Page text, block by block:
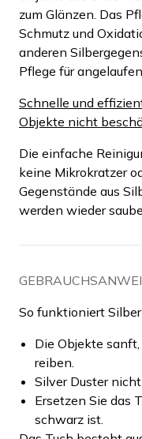
zum Glänzen. Das
Schmutz und
anderen
Pflege für
Schnelle und
Objekte nicht
Die einfache
keine Mikrokratzer
Gegenstände aus
werden wieder
So funktioniert
Die Objekte
reiben.
Silver Duster
Ersetzen Sie das
schwarz ist.